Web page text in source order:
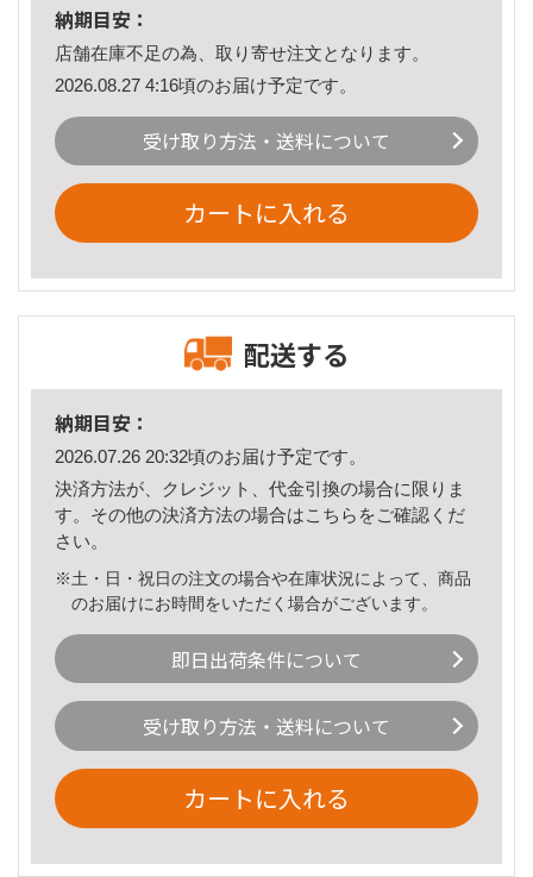
納期目安：
店舗在庫不足の為、取り寄せ注文となります。
2026.08.27 4:16頃のお届け予定です。
受け取り方法・送料について
カートに入れる
配送する
納期目安：
2026.07.26 20:32頃のお届け予定です。
決済方法が、クレジット、代金引換の場合に限りま
す。その他の決済方法の場合はこちら をご確認くだ
さい。
※土・日・祝日の注文の場合や在庫状況によって、商品
のお届けにお時間をいただく場合がございます。
即日出荷条件について
受け取り方法・送料について
カートに入れる